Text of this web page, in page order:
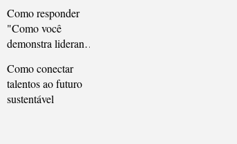
Comprometer a
Carreira
Como responder
"Como você
demonstra liderança
entrevista de
emprego
Como conectar
talentos ao futuro
sustentável